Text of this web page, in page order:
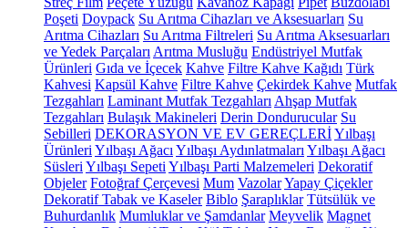
Poşeti Doypack Su Arıtma Cihazları ve Aksesuarları Su
Arıtma Cihazları Su Arıtma Filtreleri Su Arıtma Aksesuarları
ve Yedek Parçaları Arıtma Musluğu Endüstriyel Mutfak
Ürünleri Gıda ve İçecek Kahve Filtre Kahve Kağıdı Türk
Kahvesi Kapsül Kahve Filtre Kahve Çekirdek Kahve Mutfak
Tezgahları Laminant Mutfak Tezgahları Ahşap Mutfak
Tezgahları Bulaşık Makineleri Derin Dondurucular Su
Sebilleri DEKORASYON VE EV GEREÇLERİYılbaşı
Ürünleri Yılbaşı Ağacı Yılbaşı Aydınlatmaları Yılbaşı Ağacı
Süsleri Yılbaşı Sepeti Yılbaşı Parti Malzemeleri Dekoratif
Objeler Fotoğraf Çerçevesi Mum VazolarYapay Çiçekler
Dekoratif Tabak ve Kaseler Biblo Şaraplıklar Tütsülük ve
Buhurdanlık Mumluklar ve Şamdanlar Meyvelik Magnet